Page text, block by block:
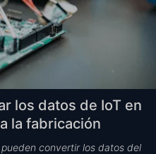
los datos de IoT en
la fabricación
convertir los datos del